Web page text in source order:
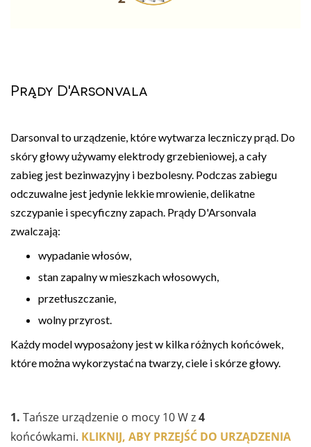
Prądy D'Arsonvala
Darsonval to urządzenie, które wytwarza leczniczy prąd. Do
skóry głowy używamy elektrody grzebieniowej, a cały
zabieg jest bezinwazyjny i bezbolesny. Podczas zabiegu
odczuwalne jest jedynie lekkie mrowienie, delikatne
szczypanie i specyficzny zapach. Prądy D'Arsonvala
zwalczają:
wypadanie włosów,
stan zapalny w mieszkach włosowych,
przetłuszczanie,
wolny przyrost.
Każdy model wyposażony jest w kilka różnych końcówek,
które można wykorzystać na twarzy, ciele i skórze głowy.
1. Tańsze urządzenie o mocy 10 W z4
końcówkami. KLIKNIJ, ABY PRZEJŚĆ DO URZĄDZENIA